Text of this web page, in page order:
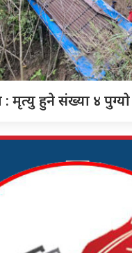
: मृत्यु हुने संख्या ४ पुग्याे